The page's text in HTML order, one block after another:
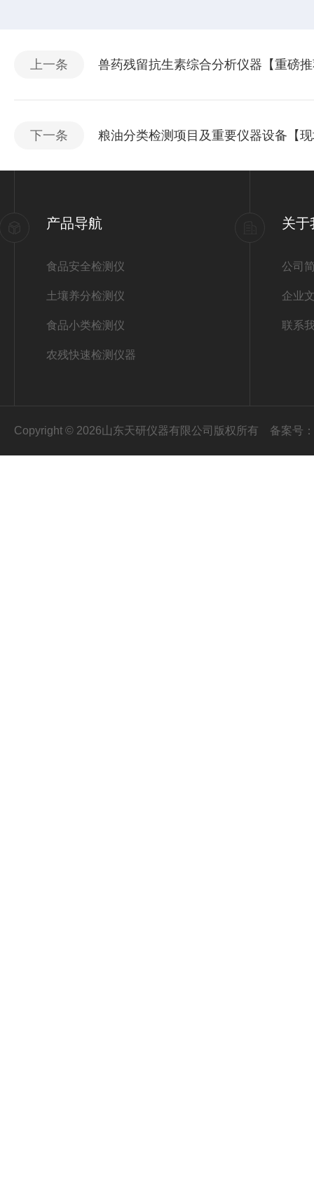
上一条 兽药残留抗生素综合分析仪器【重磅
下一条 粮油分类检测项目及重要仪器设备【
产品导航
食品安全检测仪
土壤养分检测仪
食品小类检测仪
农残快速检测仪器
关于
公司
企业
联系
Copyright © 2026山东天研仪器有限公司版权所有 备案号